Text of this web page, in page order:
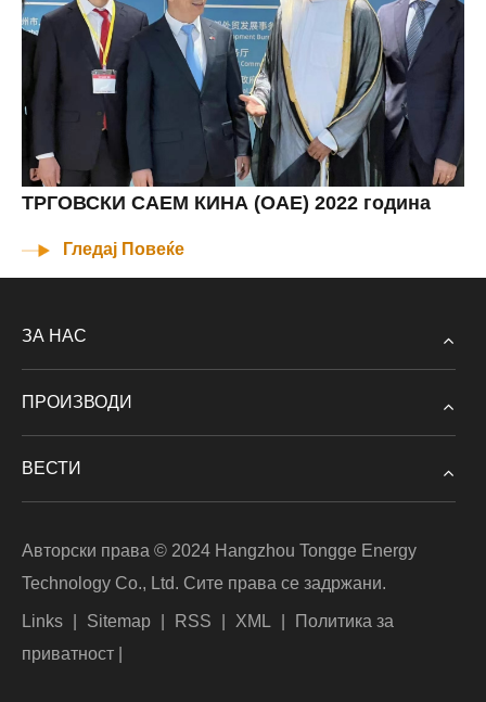
ТРГОВСКИ САЕМ КИНА (ОАЕ) 2022 година
Гледај Повеќе
ЗА НАС
ПРОИЗВОДИ
ВЕСТИ
Авторски права © 2024 Hangzhou Tongge Energy
Technology Co., Ltd. Сите права се задржани.
Links Sitemap RSS XML
Политика за
приватност